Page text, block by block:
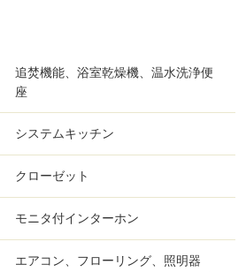
追焚機能、浴室乾燥機、温水洗浄便
座
システムキッチン
クローゼット
モニタ付インターホン
エアコン、フローリング、照明器